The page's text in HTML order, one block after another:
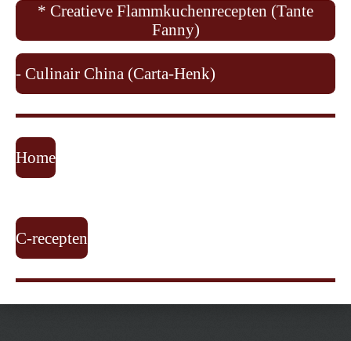
* Creatieve Flammkuchenrecepten (Tante
Fanny)
- Culinair China (Carta-Henk)
Home
C-recepten